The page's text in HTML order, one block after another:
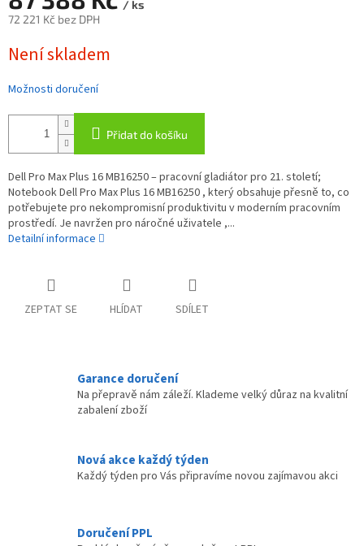
/ ks
72 221 Kč bez DPH
cena:
Není skladem
Možnosti doručení
Přidat do košíku
Dell Pro Max Plus 16 MB16250 – pracovní gladiátor pro 21. století;
Notebook Dell Pro Max Plus 16 MB16250 , který obsahuje přesně to, co
potřebujete pro nekompromisní produktivitu v moderním pracovním
prostředí. Je navržen pro náročné uživatele ,...
Detailní informace
ZEPTAT SE HLÍDAT SDÍLET
Garance doručení
Na přepravě nám záleží. Klademe velký důraz na kvalitní
zabalení zboží
Nová akce každý týden
Každý týden pro Vás připravíme novou zajímavou akci
Doručení PPL